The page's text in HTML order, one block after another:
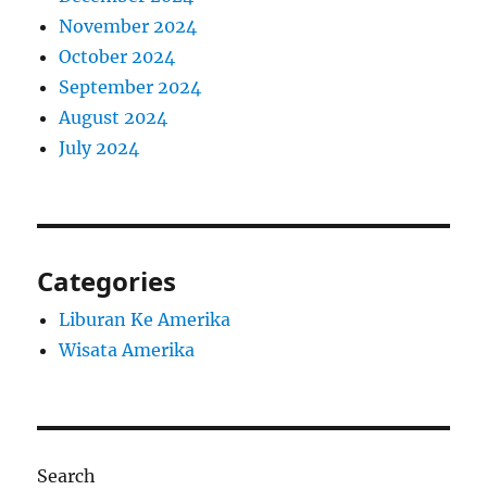
November 2024
October 2024
September 2024
August 2024
July 2024
Categories
Liburan Ke Amerika
Wisata Amerika
Search